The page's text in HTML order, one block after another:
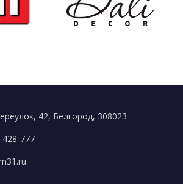
42, Белгород, 308023
777